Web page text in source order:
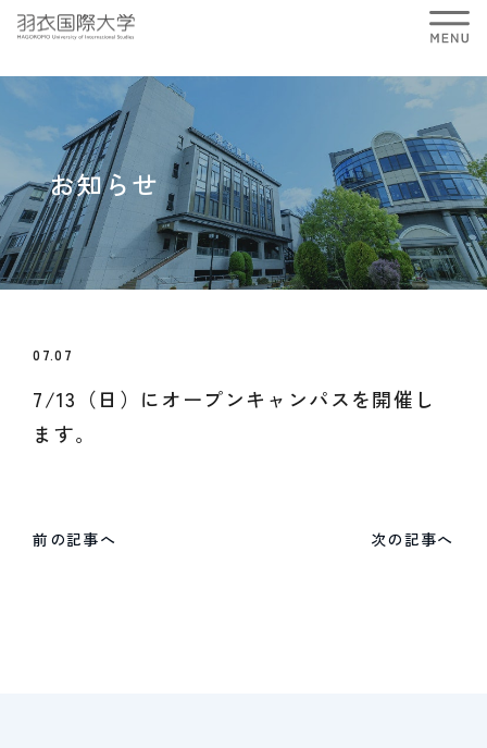
お知らせ
07.07
7/13（日）にオープンキャンパスを開催し
ます。
前の記事へ 次の記事へ